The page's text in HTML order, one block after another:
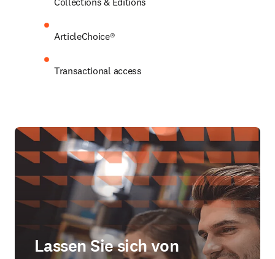
ArticleChoice®
Transactional access
Lassen Sie sich von